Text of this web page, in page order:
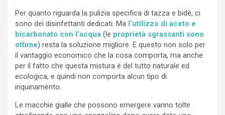
Per quanto riguarda la pulizia specifica di tazza e bidè, ci
sono dei disinfettanti dedicati. Ma l’utilizzo di aceto e
bicarbonato con l’acqua (le proprietà sgrassanti sono
ottime) resta la soluzione migliore. E questo non solo per
il vantaggio economico che la cosa comporta, ma anche
per il fatto che questa mistura è del tutto naturale ed
ecologica, e quindi non comporta alcun tipo di
inquinamento.
Le macchie gialle che possono emergere vanno tolte